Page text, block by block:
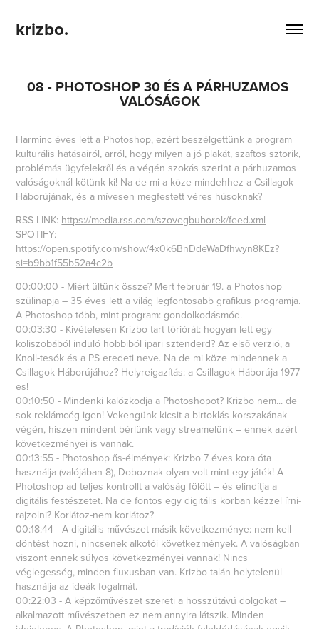
krizbo.
08 - PHOTOSHOP 30 ÉS A PÁRHUZAMOS
VALÓSÁGOK
Harminc éves lett a Photoshop, ezért beszélgettünk a program
kulturális hatásairól, arról, hogy milyen a jó plakát, szaftos sztorik,
problémás ügyfelekről és a végén szokás szerint a párhuzamos
valóságoknál kötünk ki! Na de mi a köze mindehhez a Csillagok
Háborújának, és a mívesen megfestett véres húsoknak?
RSS LINK: https://media.rss.com/szovegbuborek/feed.xml
SPOTIFY:
https://open.spotify.com/show/4x0k6BnDdeWaDfhwyn8KEz?
si=b9bb1f55b52a4c2b
00:00:00 - Miért ültünk össze? Mert február 19. a Photoshop
szülinapja – 35 éves lett a világ legfontosabb grafikus programja.
A Photoshop több, mint program: gondolkodásmód.
00:03:30 - Kivételesen Krizbo tart töriórát: hogyan lett egy
koliszobából induló hobbiból ipari sztenderd? Az első verzió, a
Knoll-tesók és a PS eredeti neve. Na de mi köze mindennek a
Csillagok Háborújához? Helyreigazítás: a Csillagok Háborúja 1977-
es!
00:10:50 - Mindenki kalózkodja a Photoshopot? Krizbo nem... de
sok reklámcég igen! Vekengünk kicsit a birtoklás korszakának
végén, hiszen mindent bérlünk vagy streamelünk – ennek azért
következményei is vannak.
00:13:55 - Photoshop ős-élmények: Krizbo 7 éves kora óta
használja (valójában 8), Doboznak olyan volt mint egy játék! A
Photoshop ad teljes kontrollt a valóság fölött – és elindítja a
digitális festészetet. Na de fontos egy digitális korban kézzel írni-
rajzolni? Korlátoz-nem korlátoz?
00:18:44 - A digitális művészet másik következménye: nem kell
döntést hozni, nincsenek alkotói következmények. A valóságban
viszont ennek súlyos következményei vannak! Nincs
véglegesség, minden fluxusban van. Krizbo talán helytelenül
használja az ideák fogalmát.
00:22:03 - A képzőművészet szereti a hosszútávú dolgokat –
alkalmazott művészetben ez nem annyira látszik. Minden